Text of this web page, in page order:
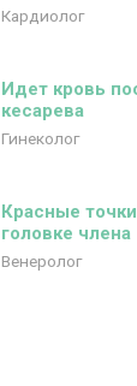
Кардиолог
Идет кровь
кесарева
Гинеколог
Красные
головке члена
Венеролог